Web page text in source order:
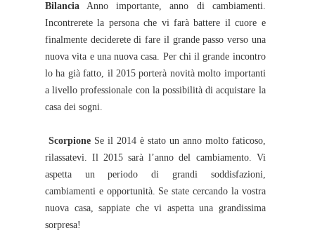
Bilancia Anno importante, anno di cambiamenti.
Incontrerete la persona che vi farà battere il cuore e
finalmente deciderete di fare il grande passo verso una
nuova vita e una nuova casa. Per chi il grande incontro
lo ha già fatto, il 2015 porterà novità molto importanti
a livello professionale con la possibilità di acquistare la
casa dei sogni.
ScorpioneSe il 2014 è stato un anno molto faticoso,
rilassatevi. Il 2015 sarà l’anno del cambiamento. Vi
aspetta un periodo di grandi soddisfazioni,
cambiamenti e opportunità. Se state cercando la vostra
nuova casa, sappiate che vi aspetta una grandissima
sorpresa!